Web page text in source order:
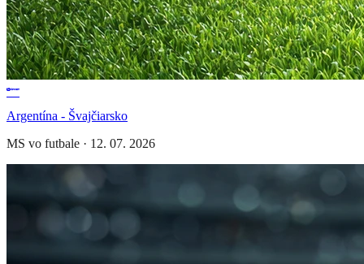
Argentína - Švajčiarsko
MS vo futbale · 12. 07. 2026